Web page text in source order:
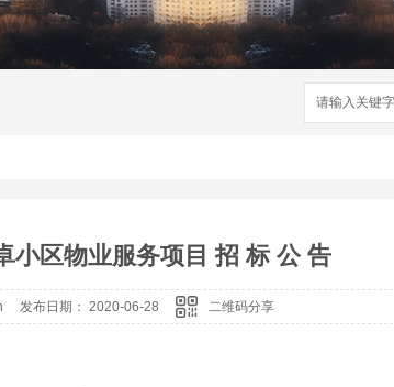
小区物业服务项目 招 标 公 告
发布日期： 2020-06-28 二维码分享